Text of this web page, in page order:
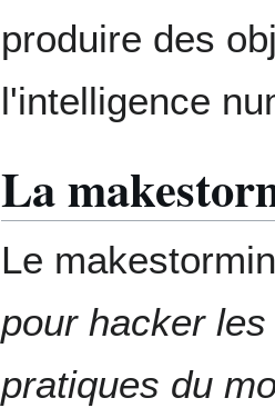
produire des
l'intelligence
La
Le
pour hacker
pratiques du